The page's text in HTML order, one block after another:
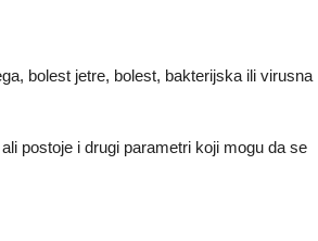
bolest jetre, bolest, bakterijska ili virusna
postoje i drugi parametri koji mogu da se